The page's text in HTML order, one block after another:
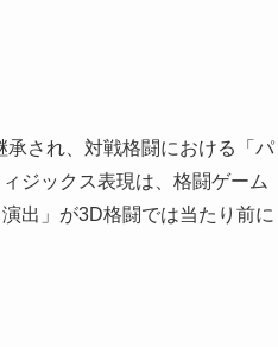
承され、対戦格闘における「パ
ジックス表現は、格闘ゲーム
出」が3D格闘では当たり前に